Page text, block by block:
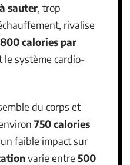
sauter, trop
rivalise
calories par
système cardio-
du corps et
750 calories
faible impact sur
varie entre 500